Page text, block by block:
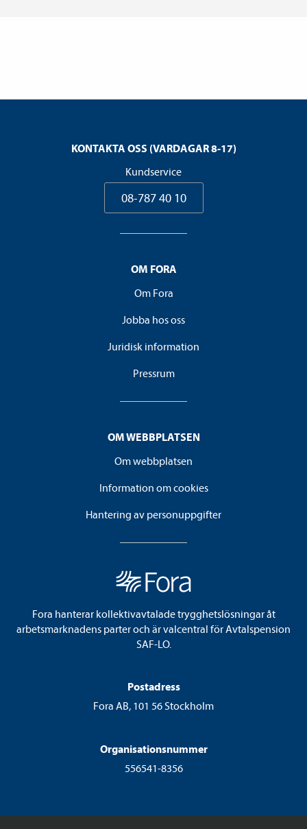
KONTAKTA OSS (VARDAGAR 8-17)
Kundservice
08-787 40 10
OM FORA
Om Fora
Jobba hos oss
Juridisk information
Pressrum
OM WEBBPLATSEN
Om webbplatsen
Information om cookies
Hantering av personuppgifter
Fora hanterar kollektivavtalade trygghetslösningar åt
arbetsmarknadens parter och är valcentral för Avtalspension
SAF-LO.
Postadress
Fora AB, 101 56 Stockholm
Organisationsnummer
556541-8356